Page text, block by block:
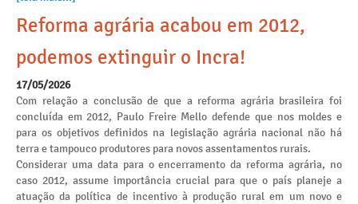
Reforma agrária acabou em 2012,
podemos extinguir o Incra!
17/05/2026
Com relação a conclusão de que a reforma agrária brasileira foi
concluída em 2012, Paulo Freire Mello defende que nos moldes e
para os objetivos definidos na legislação agrária nacional não há
terra e tampouco produtores para novos assentamentos rurais.
Considerar uma data para o encerramento da reforma agrária, no
caso 2012, assume importância crucial para que o país planeje a
atuação da política de incentivo à produção rural em um novo e